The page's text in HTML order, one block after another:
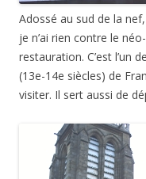
Adossé au sud de la
je n’ai rien contre le
restauration. C’est l’un
(13e-14e siècles) de
visiter. Il sert aussi de